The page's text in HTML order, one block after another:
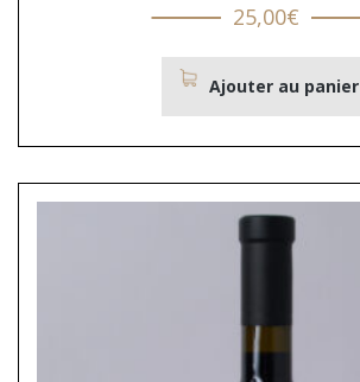
25,00€
Ajouter au panier